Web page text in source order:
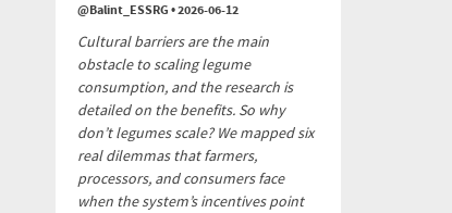
@Balint_ESSRG•2026-06-12
Cultural barriers are the main
obstacle to scaling legume
consumption, and the research is
detailed on the benefits. So why
don’t legumes scale? We mapped six
real dilemmas that farmers,
processors, and consumers face
when the system’s incentives point